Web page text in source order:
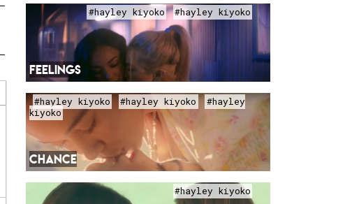
#hayley kiyoko #hayley kiyoko
FEELINGS
#hayley kiyoko #hayley kiyoko
#hayley
kiyoko
CHANCE
#hayley kiyoko